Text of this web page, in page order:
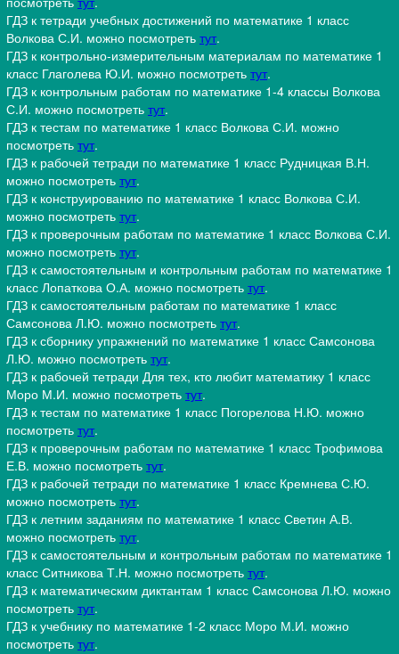
ГДЗ к тетради учебных достижений по математике 1 класс
Волкова С.И. можно посмотреть тут.
ГДЗ к контрольно-измерительным материалам по математике 1
класс Глаголева Ю.И. можно посмотреть тут.
ГДЗ к контрольным работам по математике 1-4 классы Волкова
С.И. можно посмотреть тут.
ГДЗ к тестам по математике 1 класс Волкова С.И. можно
посмотреть тут.
ГДЗ к рабочей тетради по математике 1 класс Рудницкая В.Н.
можно посмотреть тут.
ГДЗ к конструированию по математике 1 класс Волкова С.И.
можно посмотреть тут.
ГДЗ к проверочным работам по математике 1 класс Волкова С.И.
можно посмотреть тут.
ГДЗ к самостоятельным и контрольным работам по математике 1
класс Лопаткова О.А. можно посмотреть тут.
ГДЗ к самостоятельным работам по математике 1 класс
Самсонова Л.Ю. можно посмотреть тут.
ГДЗ к сборнику упражнений по математике 1 класс Самсонова
Л.Ю. можно посмотреть тут.
ГДЗ к рабочей тетради Для тех, кто любит математику 1 класс
Моро М.И. можно посмотреть тут.
ГДЗ к тестам по математике 1 класс Погорелова Н.Ю. можно
посмотреть тут.
ГДЗ к проверочным работам по математике 1 класс Трофимова
Е.В. можно посмотреть тут.
ГДЗ к рабочей тетради по математике 1 класс Кремнева С.Ю.
можно посмотреть тут.
ГДЗ к летним заданиям по математике 1 класс Светин А.В.
можно посмотреть тут.
ГДЗ к самостоятельным и контрольным работам по математике 1
класс Ситникова Т.Н. можно посмотреть тут.
ГДЗ к математическим диктантам 1 класс Самсонова Л.Ю. можно
посмотреть тут.
ГДЗ к учебнику по математике 1-2 класс Моро М.И. можно
посмотреть тут.